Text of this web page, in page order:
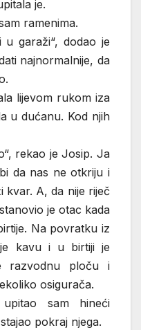
je.
ramenima.
u garaži“, dodao je
najnormalnije, da
lijevom rukom iza
u dućanu. Kod njih
rekao je Josip. Ja
da nas ne otkriju i
kvar. A, da nije riječ
je otac kada
Na povratku iz
kavu i u birtiji je
razvodnu ploču i
osigurača.
sam hineći
pokraj njega.